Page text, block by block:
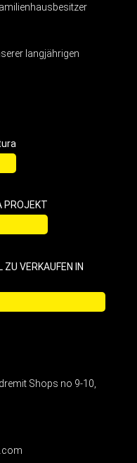
langjährigen
PROJEKT
VERKAUFEN IN
Shops no 9-10,